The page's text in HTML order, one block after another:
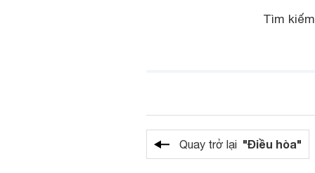
Tìm
Quay trở lại "Điều hòa"